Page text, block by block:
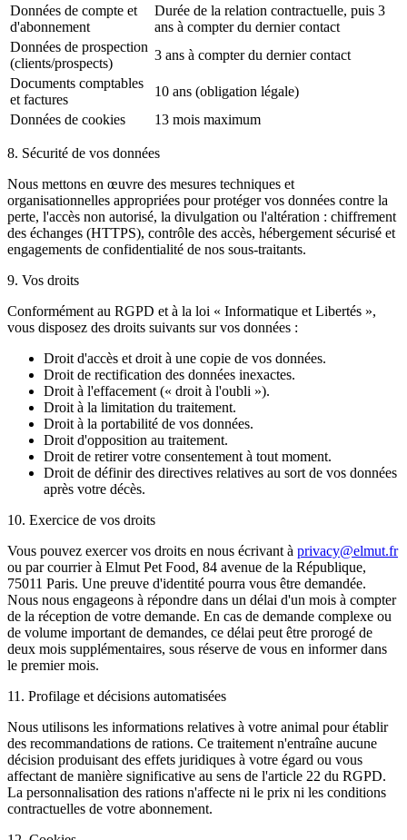
Données de compte et
d'abonnement
Durée de la relation contractuelle, puis 3
ans à compter du dernier contact
Données de prospection
(clients/prospects)
3 ans à compter du dernier contact
Documents comptables
et factures
10 ans (obligation légale)
Données de cookies
13 mois maximum
8. Sécurité de vos données
Nous mettons en œuvre des mesures techniques et
organisationnelles appropriées pour protéger vos données contre la
perte, l'accès non autorisé, la divulgation ou l'altération : chiffrement
des échanges (HTTPS), contrôle des accès, hébergement sécurisé et
engagements de confidentialité de nos sous-traitants.
9. Vos droits
Conformément au RGPD et à la loi « Informatique et Libertés »,
vous disposez des droits suivants sur vos données :
Droit d'accès et droit à une copie de vos données.
Droit de rectification des données inexactes.
Droit à l'effacement (« droit à l'oubli »).
Droit à la limitation du traitement.
Droit à la portabilité de vos données.
Droit d'opposition au traitement.
Droit de retirer votre consentement à tout moment.
Droit de définir des directives relatives au sort de vos données
après votre décès.
10. Exercice de vos droits
Vous pouvez exercer vos droits en nous écrivant à privacy@elmut.fr
ou par courrier à Elmut Pet Food, 84 avenue de la République,
75011 Paris. Une preuve d'identité pourra vous être demandée.
Nous nous engageons à répondre dans un délai d'un mois à compter
de la réception de votre demande. En cas de demande complexe ou
de volume important de demandes, ce délai peut être prorogé de
deux mois supplémentaires, sous réserve de vous en informer dans
le premier mois.
11. Profilage et décisions automatisées
Nous utilisons les informations relatives à votre animal pour établir
des recommandations de rations. Ce traitement n'entraîne aucune
décision produisant des effets juridiques à votre égard ou vous
affectant de manière significative au sens de l'article 22 du RGPD.
La personnalisation des rations n'affecte ni le prix ni les conditions
contractuelles de votre abonnement.